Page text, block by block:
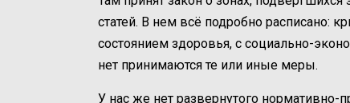
статей. В нем всё подробно расписано:
состоянием здоровья, с социально-
нет принимаются те или иные меры.
У нас же нет развернутого нормативно-